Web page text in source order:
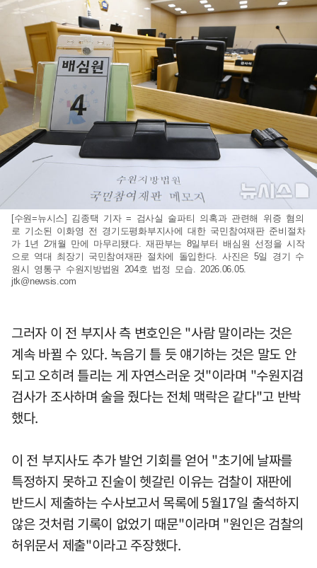
[수원=뉴시스] 김종택 기자 = 검사실 술파티 의혹과 관련해 위증 혐의
로 기소된 이화영 전 경기도평화부지사에 대한 국민참여재판 준비절차
가 1년 2개월 만에 마무리됐다. 재판부는 8일부터 배심원 선정을 시작
으로 역대 최장기 국민참여재판 절차에 돌입한다. 사진은 5일 경기 수
원시 영통구 수원지방법원 204호 법정 모습. 2026.06.05.
jtk@newsis.com
그러자 이 전 부지사 측 변호인은 "사람 말이라는 것은
계속 바뀔 수 있다. 녹음기 틀 듯 얘기하는 것은 말도 안
되고 오히려 틀리는 게 자연스러운 것"이라며 "수원지검
검사가 조사하며 술을 줬다는 전체 맥락은 같다"고 반박
했다.
이 전 부지사도 추가 발언 기회를 얻어 "초기에 날짜를
특정하지 못하고 진술이 헷갈린 이유는 검찰이 재판에
반드시 제출하는 수사보고서 목록에 5월17일 출석하지
않은 것처럼 기록이 없었기 때문"이라며 "원인은 검찰의
허위문서 제출"이라고 주장했다.